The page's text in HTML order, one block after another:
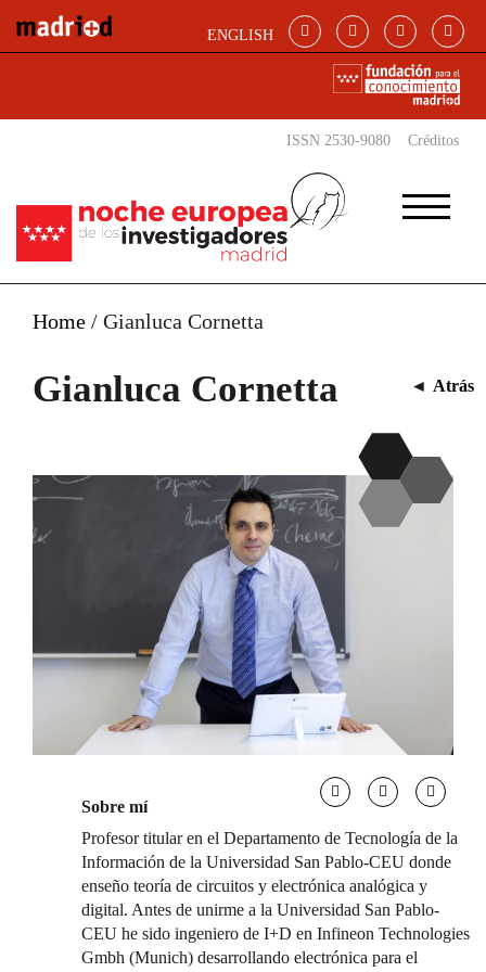
ENGLISH
ISSN 2530-9080 Créditos
Home / Gianluca Cornetta
Gianluca Cornetta ◄ Atrás
Sobre mí
Profesor titular en el Departamento de Tecnología de la
Información de la Universidad San Pablo-CEU donde
enseño teoría de circuitos y electrónica analógica y
digital. Antes de unirme a la Universidad San Pablo-
CEU he sido ingeniero de I+D en Infineon Technologies
Gmbh (Munich) desarrollando electrónica para el